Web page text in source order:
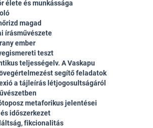
élete és munkássága
magad
írásművészete
ember
teszt
teljességelv. A Vaskapu
segítő feladatok
a tájleírás létjogosultságáról
metaforikus jelentései
időszerkezet
fikcionalitás